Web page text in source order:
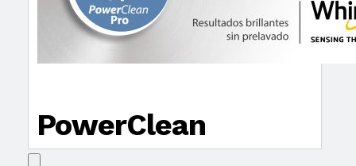
PowerClean